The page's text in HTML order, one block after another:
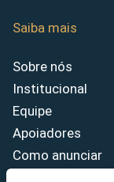
Saiba mais
Sobre nós
Institucional
Equipe
Apoiadores
Como anunciar